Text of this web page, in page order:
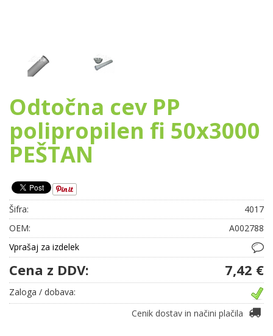
Odtočna cev PP
polipropilen fi 50x3000
PEŠTAN
Šifra:
4017
OEM:
A002788
Vprašaj za izdelek
Cena z DDV: 7,42 €
Zaloga / dobava:
Cenik dostav in načini plačila